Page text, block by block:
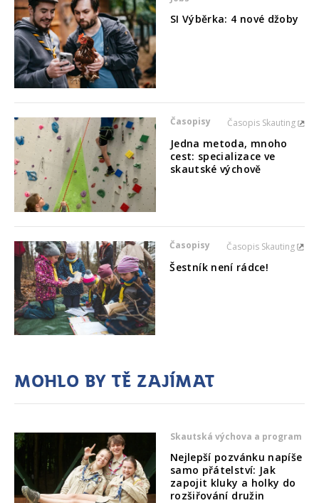
SI Výběrka: 4 nové džoby
Časopisy Časopis Skauting
Jedna metoda, mnoho
cest: specializace ve
skautské výchově
Časopisy Časopis Skauting
Šestník není rádce!
Mohlo by tě zajímat
Skautská výchova a program
Nejlepší pozvánku napíše
samo přátelství: Jak
zapojit kluky a holky do
rozšiřování družin